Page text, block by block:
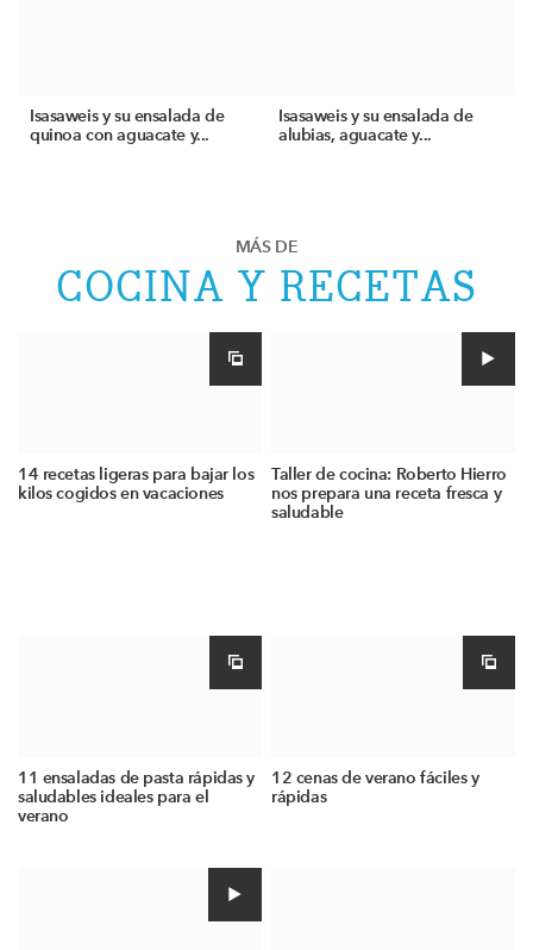
Isasaweis y su ensalada de
quinoa con aguacate y...
Isasaweis y su ensalada de
alubias, aguacate y...
MÁS DE
COCINA Y RECETAS
14 recetas ligeras para bajar los
kilos cogidos en vacaciones
Taller de cocina: Roberto Hierro
nos prepara una receta fresca y
saludable
11 ensaladas de pasta rápidas y
saludables ideales para el
verano
12 cenas de verano fáciles y
rápidas